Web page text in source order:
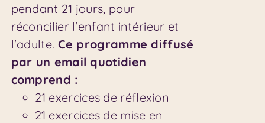
pendant 21 jours, pour
réconcilier l'enfant intérieur et
l'adulte. Ce programme diffusé
par un email quotidien
comprend :
21 exercices de réflexion
21 exercices de mise en